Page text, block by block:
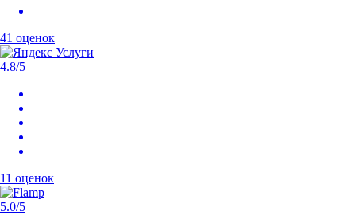
41 оценок
4.8/5
11 оценок
5.0/5